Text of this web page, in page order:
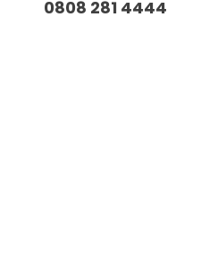
0808 281 4444